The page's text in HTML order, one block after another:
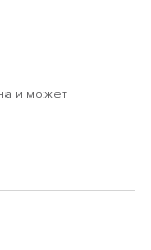
и может